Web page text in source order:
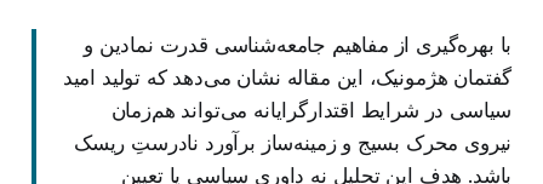
با بهره‌گیری از مفاهیم جامعه‌شناسی قدرت نمادین و
گفتمان هژمونیک، این مقاله نشان می‌دهد که تولید امید
سیاسی در شرایط اقتدارگرایانه می‌تواند هم‌زمان
نیروی محرک بسیج و زمینه‌ساز برآورد نادرستِ ریسک
باشد. هدف این تحلیل نه داوری سیاسی یا تعیین